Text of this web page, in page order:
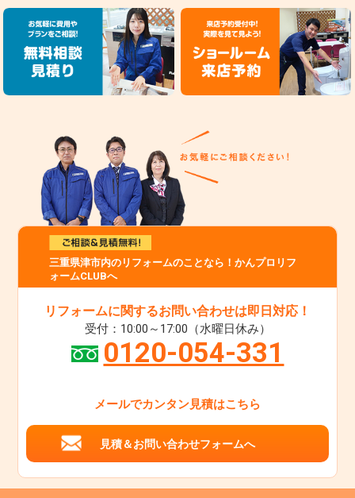
三重県津市内のリフォームのことなら！かんプロリフ
ォームCLUBへ
リフォームに関するお問い合わせは即日対応！
受付：10:00～17:00（水曜日休み）
0120-054-331
メールでカンタン見積はこちら
見積＆お問い合わせフォームへ